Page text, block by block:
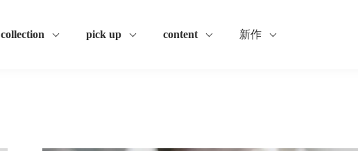
collection pick up content 新作